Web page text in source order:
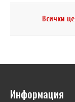
Всички
Информация